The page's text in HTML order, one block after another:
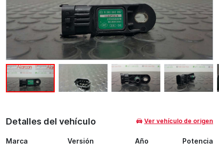
Detalles del vehículo Ver vehículo de origen
Marca
Versión
Año
Potencia